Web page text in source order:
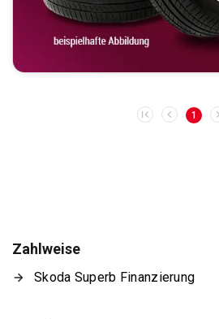
1
Zahlweise
Skoda Superb Finanzierung